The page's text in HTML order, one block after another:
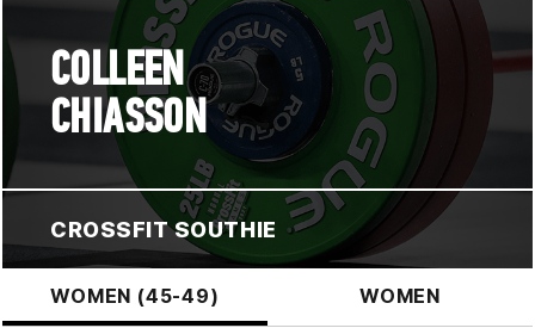
COLLEEN
CHIASSON
CROSSFIT SOUTHIE
WOMEN (45-49) WOMEN